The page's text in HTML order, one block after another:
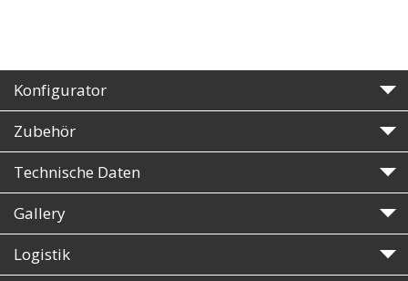
Konfigurator
Zubehör
Technische Daten
Gallery
Logistik